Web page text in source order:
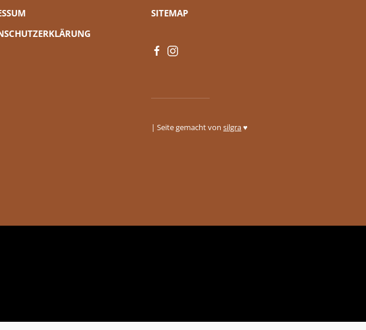
SITEMAP
| Seite gemacht vonsilgra♥